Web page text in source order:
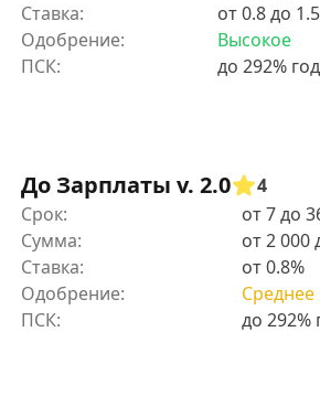
Ставка:
от 0.8 до
Одобрение:
Высокое
До Зарплаты v. 2.0
4
Срок:
от 7 до
Сумма:
от 2 000
Ставка:
от 0.8%
Одобрение:
Среднее